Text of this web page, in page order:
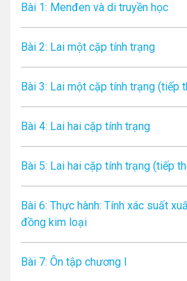
Bài 1: Menđen và di truyền học
Bài 2: Lai một cặp tính trạng
Bài 3: Lai một cặp tính trạng (tiếp
Bài 4: Lai hai cặp tính trạng
Bài 5: Lai hai cặp tính trạng (tiếp
Bài 6: Thực hành: Tính xác suất
đồng kim loại
Bài 7: Ôn tập chương I